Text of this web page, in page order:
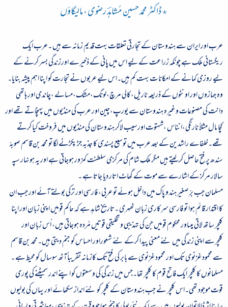
٭ڈاکٹر محمد حسین مُشاہدؔ رضوی ، مالیگاؤں
عرب اور ایران سے ہندوستان کے تجارتی تعلقات بہت قدیم زمانہ سے ہیں ۔عرب ایک
ریگستانی ملک ہے چونکہ زراعت کے لیے اس میں پانی کے ذخیرے اورزندگی بسر کرنے کے
لیے روزی کمانے کے امکانا ت بہت کم ہیں۔اس لیے عربوں نے تجارت کو اپنا اہم پیشہ بنایا۔
وہ جہازوں اور اونٹوں کے ذریعہ ناریل،کالی مرچ،لونگ،مشک،مسالے ،چاندی اور ہاتھی
دانت کی مصنوعات وغیرہ ہندوستان سے یورپ،چین اور عرب کی منڈیوں میں پہنچاتے تھے اور
کچا مال مثلاً نارنگی،انناس ،شہتوت اورسیب لاکر ہندوستان کی منڈیوں میں فروخت کیا کرتے
تھے۔خلفاے راشدین کے بعد عرب میں توسیع پسندی کا جذبہ جڑ پکڑنے لگا تو محمد بن قاسم صوبۂ
سندھ پرفتح حاصل کرلیتے ہیں مگر ملکِ شام کی مرکزی سلطنت کمزور ہوجاتی ہے اور یہ ہونہار سپہ
سالار مرکز کے اشارے سے موت کے گھاٹ اتار دیا جاتا ہے ۔
مسلمان جب برِّ صغیر ہند و پاک میں داخل ہوئے تو عربی، فارسی اور ترکی بولتے آئے اور جب ان
کا اقتدار قائم ہوا تو فارسی سرکاری زبان ٹھہری ۔تاریخ شاہد ہے کہ حاکم قومیں اپنی زبان اور اپنا
کلچر ساتھ لاتی ہیںاور محکوم قومیں جن کی تہذیبی و تخلیقی قوتیں مُردہ ہوجاتی ہیں، اُس زبان اور
کلچرسے اپنی زندگی میں نئے معنی پیدا کرکے نئے شعوراور احساس کو جنم دیتی ہیں۔محمد بن قاسم
سے محمود غزنوی تک اور محمود غزنوی سے بابر کی فتح تک کازمانہ تقریباًآٹھ سوسال کو محیط ہے ۔
مسلمانوں کا کلچر ایک فاتح قوم کا کلچر تھا۔جس میں زندگی کی وسعتوں کو اپنے اندر سمیٹنے کی پوری
قوت موجود تھی۔اس کلچر نے جب ہندوستان کے کلچر کو نئے انداز سکھائے اور یہاں کی بولیوں